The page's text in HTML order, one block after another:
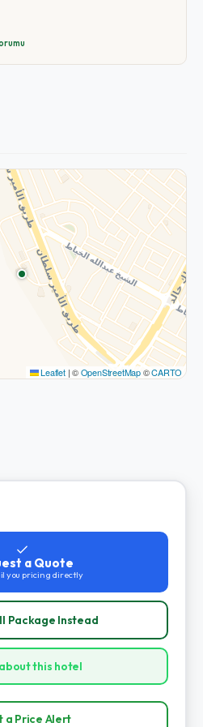
Leaflet |©OpenStreetMap©CARTO
a Quote
you pricing directly
Package Instead
this hotel
a Price Alert